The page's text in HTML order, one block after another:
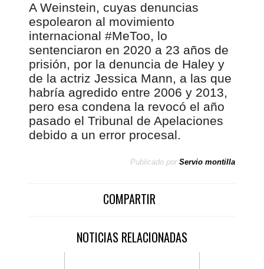
A Weinstein, cuyas denuncias
espolearon al movimiento
internacional #MeToo, lo
sentenciaron en 2020 a 23 años de
prisión, por la denuncia de Haley y
de la actriz Jessica Mann, a las que
habría agredido entre 2006 y 2013,
pero esa condena la revocó el año
pasado el Tribunal de Apelaciones
debido a un error procesal.
Publicado por Servio montilla
COMPARTIR
NOTICIAS RELACIONADAS